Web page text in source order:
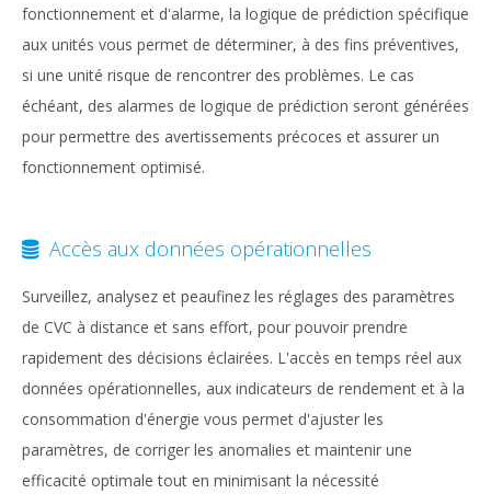
fonctionnement et d'alarme, la logique de prédiction spécifique
aux unités vous permet de déterminer, à des fins préventives,
si une unité risque de rencontrer des problèmes. Le cas
échéant, des alarmes de logique de prédiction seront générées
pour permettre des avertissements précoces et assurer un
fonctionnement optimisé.
Accès aux données opérationnelles
Surveillez, analysez et peaufinez les réglages des paramètres
de CVC à distance et sans effort, pour pouvoir prendre
rapidement des décisions éclairées. L'accès en temps réel aux
données opérationnelles, aux indicateurs de rendement et à la
consommation d'énergie vous permet d'ajuster les
paramètres, de corriger les anomalies et maintenir une
efficacité optimale tout en minimisant la nécessité